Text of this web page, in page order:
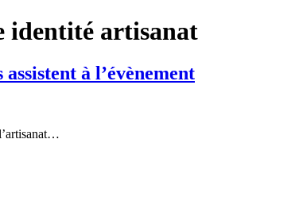
identité artisanat
à l’évènement